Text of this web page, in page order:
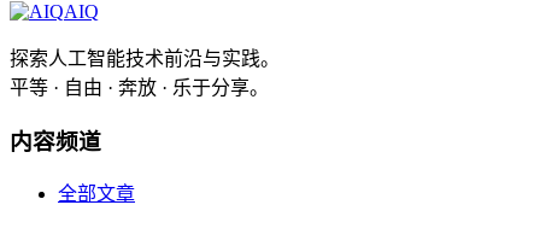
AIQ
探索人工智能技术前沿与实践。
平等 · 自由 · 奔放 · 乐于分享。
内容频道
全部文章